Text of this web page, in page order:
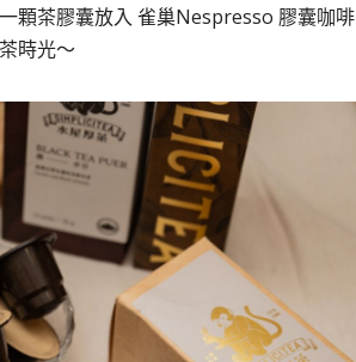
顆茶膠囊放入 雀巢Nespresso 膠囊咖啡
時光～